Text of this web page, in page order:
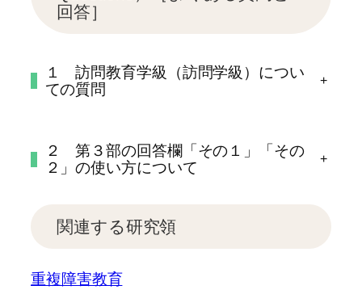
回答］
１ 訪問教育学級（訪問学級）につい
ての質問
+
２ 第３部の回答欄「その１」「その
２」の使い方について
+
関連する研究領
重複障害教育